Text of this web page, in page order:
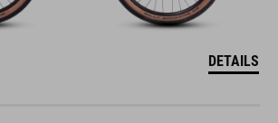
DETAILS